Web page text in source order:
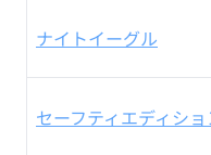
ナイトイーグル
セーフティエディショ